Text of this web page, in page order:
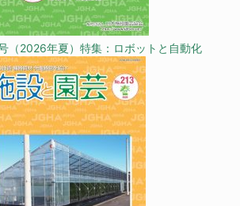
（2026年夏）特集：ロボットと自動化